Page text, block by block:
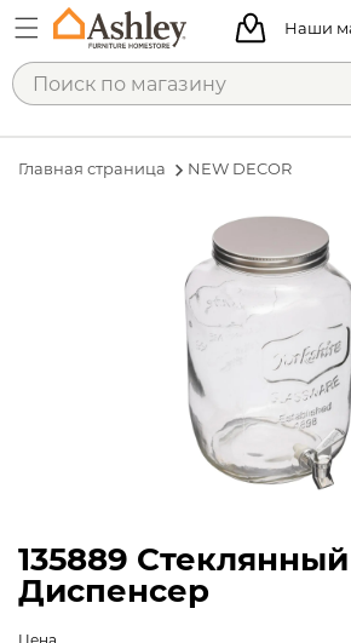
Наши
Главная страница NEW DECOR
135889 Стеклянный
Диспенсер